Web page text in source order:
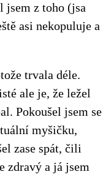
jsem z toho (jsa
asi nekopuluje a
trvala déle.
ale je, že ležel
Pokoušel jsem se
myšičku,
zase spát, čili
zdravý a já jsem